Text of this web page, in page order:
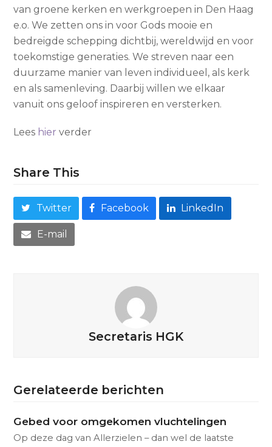
van groene kerken en werkgroepen in Den Haag
e.o. We zetten ons in voor Gods mooie en
bedreigde schepping dichtbij, wereldwijd en voor
toekomstige generaties. We streven naar een
duurzame manier van leven individueel, als kerk
en als samenleving. Daarbij willen we elkaar
vanuit ons geloof inspireren en versterken.
Lees hier verder
Share This
Twitter Facebook LinkedIn
E-mail
Secretaris HGK
Gerelateerde berichten
Gebed voor omgekomen vluchtelingen
Op deze dag van Allerzielen – dan wel de laatste